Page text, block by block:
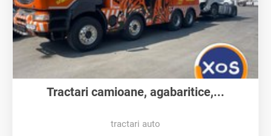
Tractari camioane, agabaritice,...
tractari auto